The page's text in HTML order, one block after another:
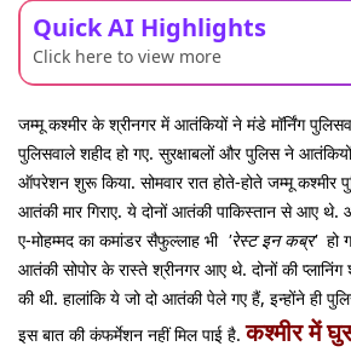
Quick AI Highlights
Click here to view more
जम्मू कश्मीर के श्रीनगर में आतंकियों ने मंडे मॉर्निंग
पुलिसवाले शहीद हो गए. सुरक्षाबलों और पुलिस ने
ऑपरेशन शुरू किया. सोमवार रात होते-होते जम्मू कश्मीर
आतंकी मार गिराए. ये दोनों आतंकी पाकिस्तान से आए
ए-मोहम्मद का कमांडर सैफुल्लाह भी 'रेस्ट इन कब्र'हो
आतंकी सोपोर के रास्ते श्रीनगर आए थे. दोनों की
की थी. हालांकि ये जो दो आतंकी पेले गए हैं, इन्होंने ही
इस बात की कंफर्मेशन नहीं मिल पाई है.कश्मीर में